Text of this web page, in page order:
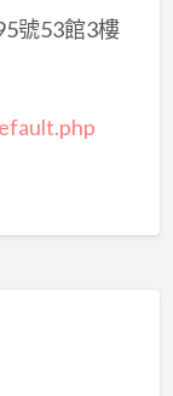
號53館3樓